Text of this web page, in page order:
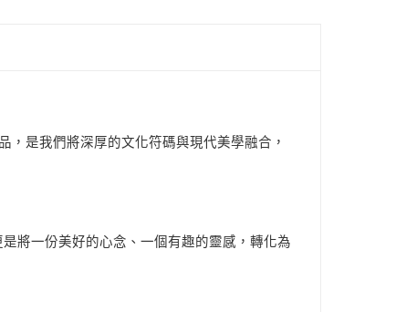
是我們將深厚的文化符碼與現代美學融合，
將一份美好的心念、一個有趣的靈感，轉化為